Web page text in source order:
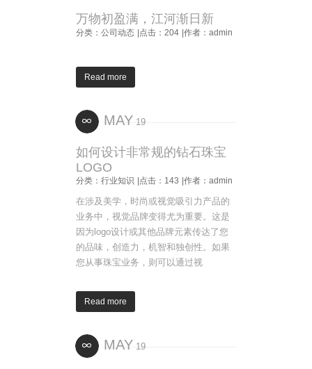
万物初盈满，江河渐日新
分类：公司动态 |点击：204 |作者：admin
Read more
MAY 19
如何设计非常规的钻石珠宝
LOGO
分类：行业知识 |点击：143 |作者：admin
在涉及美学，时尚或视觉吸引力产品的
业务中，视觉品牌变得尤为重要。这是
因为logo设计或其他品牌元素传达了您
的品味，创造力，机智和独创性。如果
您从事珠宝业务，则可以通过视
Read more
MAY 19